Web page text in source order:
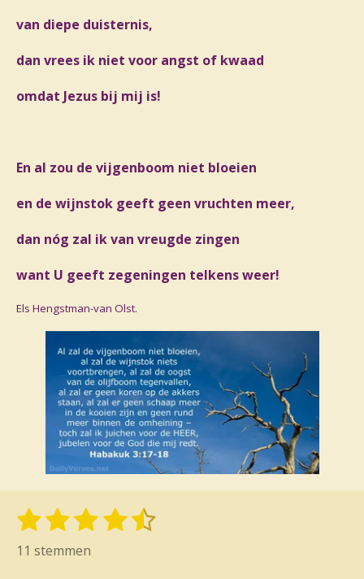
van diepe duisternis,
dan vrees ik niet voor angst of kwaad
omdat Jezus bij mij is!
En al zou de vijgenboom niet bloeien
en de wijnstok geeft geen vruchten meer,
dan nóg zal ik van vreugde zingen
want U geeft zegeningen telkens weer!
Els Hengstman-van Olst.
R
1
s
2
s
3
s
4 5
S
11 stemmen